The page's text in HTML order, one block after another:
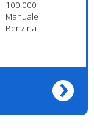
100.000
Manuale
Benzina